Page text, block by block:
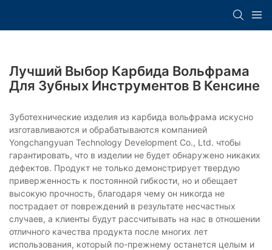
Лучший Выбор Карбида Вольфрама
Для Зубных Инструментов В Кенсине
Зуботехнические изделия из карбида вольфрама искусно
изготавливаются и обрабатываются компанией
Yongchangyuan Technology Development Co., Ltd. чтобы
гарантировать, что в изделии не будет обнаружено никаких
дефектов. Продукт не только демонстрирует твердую
приверженность к постоянной гибкости, но и обещает
высокую прочность, благодаря чему он никогда не
пострадает от повреждений в результате несчастных
случаев, а клиенты будут рассчитывать на нас в отношении
отличного качества продукта после многих лет
использования, который по-прежнему останется целым и